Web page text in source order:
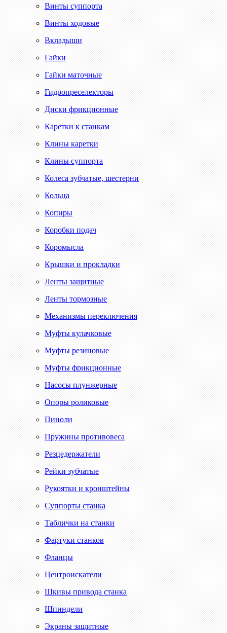
Винты суппорта
Винты ходовые
Вкладыши
Гайки
Гайки маточные
Гидропреселекторы
Диски фрикционные
Каретки к станкам
Клины каретки
Клины суппорта
Колеса зубчатые, шестерни
Кольца
Копиры
Коробки подач
Коромысла
Крышки и прокладки
Ленты защитные
Ленты тормозные
Механизмы переключения
Муфты кулачковые
Муфты резиновые
Муфты фрикционные
Насосы плунжерные
Опоры роликовые
Пиноли
Пружины противовеса
Резцедержатели
Рейки зубчатые
Рукоятки и кронштейны
Суппорты станка
Таблички на станки
Фартуки станков
Фланцы
Центроискатели
Шкивы привода станка
Шпиндели
Экраны защитные